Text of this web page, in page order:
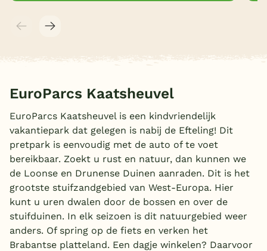
EuroParcs Kaatsheuvel
EuroParcs Kaatsheuvel is een kindvriendelijk
vakantiepark dat gelegen is nabij de Efteling! Dit
pretpark is eenvoudig met de auto of te voet
bereikbaar. Zoekt u rust en natuur, dan kunnen we
de Loonse en Drunense Duinen aanraden. Dit is het
grootste stuifzandgebied van West-Europa. Hier
kunt u uren dwalen door de bossen en over de
stuifduinen. In elk seizoen is dit natuurgebied weer
anders. Of spring op de fiets en verken het
Brabantse platteland. Een dagje winkelen? Daarvoor